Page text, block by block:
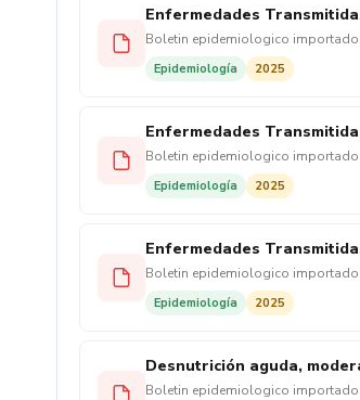
Enfermedades
Boletin epidemiologico importado
Epidemiología 2025
Enfermedades
Boletin epidemiologico importado
Epidemiología 2025
Enfermedades
Boletin epidemiologico importado
Epidemiología 2025
Desnutrición aguda,
Boletin epidemiologico importado